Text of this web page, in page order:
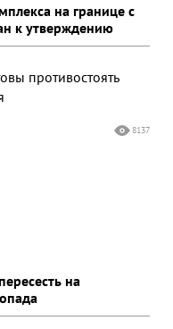
на границе с
к утверждению
противостоять
8137
на